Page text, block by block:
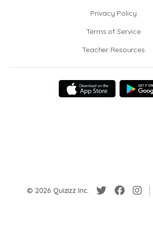
Privacy Policy
Terms of Service
Teacher Resources
© 2026 Quizizz Inc.